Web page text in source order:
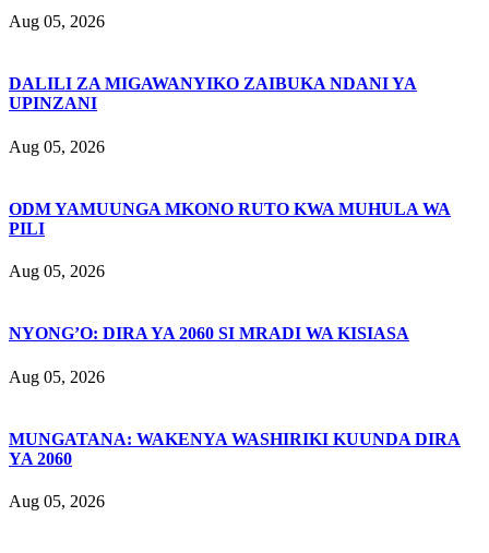
Aug 05, 2026
DALILI ZA MIGAWANYIKO ZAIBUKA NDANI YA
UPINZANI
Aug 05, 2026
ODM YAMUUNGA MKONO RUTO KWA MUHULA WA
PILI
Aug 05, 2026
NYONG’O: DIRA YA 2060 SI MRADI WA KISIASA
Aug 05, 2026
MUNGATANA: WAKENYA WASHIRIKI KUUNDA DIRA
YA 2060
Aug 05, 2026